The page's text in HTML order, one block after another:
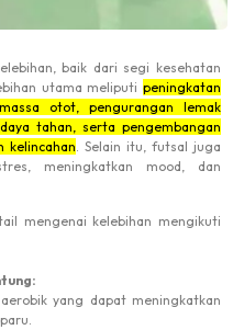
baik dari segi kesehatan
utama meliputipeningkatan
otot, pengurangan lemak
tahan, serta pengembangan
kelincahan Selain itu, futsal juga
meningkatkan mood, dan
mengenai kelebihan mengikuti
yang dapat meningkatkan